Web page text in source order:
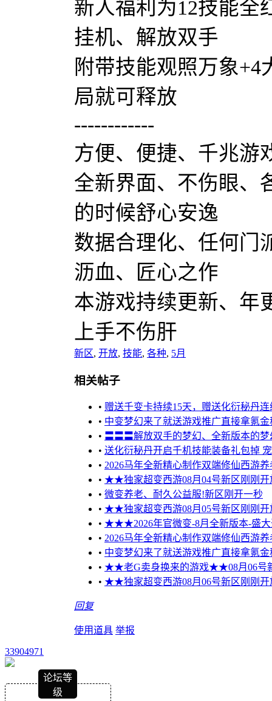
新人福利为12技能全
挂机、解放双手
附带技能观照万象
局就可释放
------------
方便、便捷、千兆游
全新界面、不伤眼、
的时候舒心安逸
数据合理化、任何门
沥血、匠心之作
本游戏持续更新、年
上手不伤肝
新区, 开放, 技能, 各种, 5月
相关帖子
• 赠送千变卡持续15天，赠送化衍秘丹
• 中变梦幻来了就送游戏推广直接拿氪金
• 〓〓〓解放双手的梦幻、全新版本的梦
• 送化衍秘丹开启千机技能装备礼包掉
• 2026马年全新精心制作双端修仙西游
• ★★独家超变西游08月04号新区刚刚
• 微变养老、耐久公益服!新区刚开一秒
• ★★独家超变西游08月05号新区刚刚
• ★★★2026年官微变-8月全新版本-盛
• 2026马年全新精心制作双端修仙西游
• 中变梦幻来了就送游戏推广直接拿氪金
• ★★老G卖身换来的游戏★★08月06号
• ★★独家超变西游08月06号新区刚刚
回复
使用道具 举报
33904971
论坛等
级